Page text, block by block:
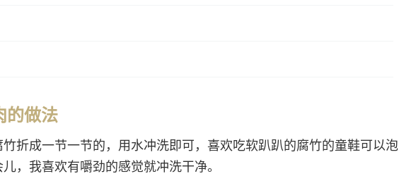
的做法
竹折成一节一节的，用水冲洗即可，喜欢吃软趴趴的腐竹的童鞋可以泡
，我喜欢有嚼劲的感觉就冲洗干净。